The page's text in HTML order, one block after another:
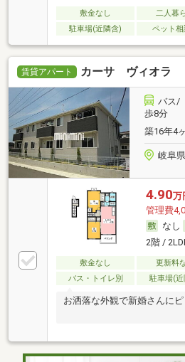
敷金なし 二人暮
駐車場(近隣含)
ペット
賃貸アパート カーサ ヴィオラ
バス/
歩8分
築16年4
岐阜
4.90万
管理費
なし
2階 /
敷金なし 更新料
バス・トイレ別
駐車場(近
お洒落な外観で新婚さんにピ